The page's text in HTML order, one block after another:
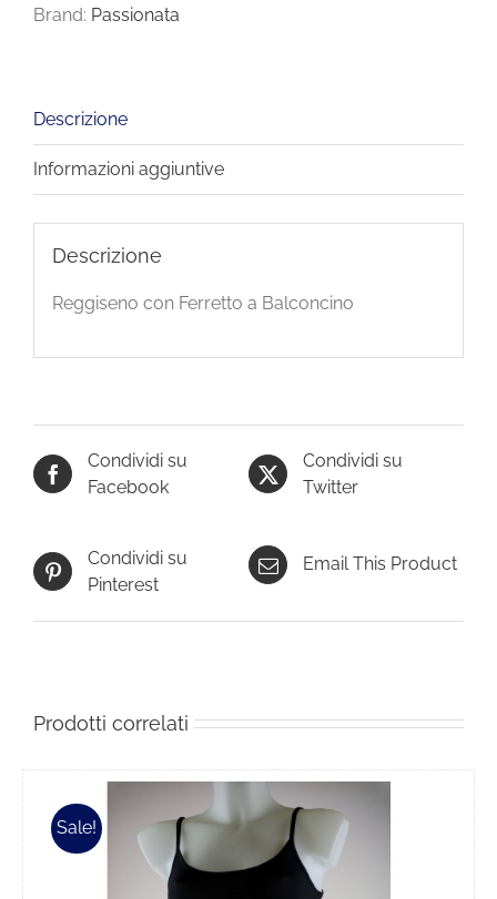
Brand: Passionata
Descrizione
Informazioni aggiuntive
Descrizione
Reggiseno con Ferretto a Balconcino
Condividi su
Facebook
Condividi su
Twitter
Condividi su
Pinterest
Email This Product
Prodotti correlati
Sale!